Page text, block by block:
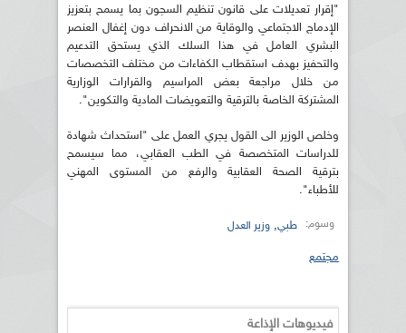
"إقرار تعديلات على قانون تنظيم السجون بما يسمح بتعزيز
الإدماج الاجتماعي والوقاية من الانحراف دون إغفال العنصر
البشري العامل في هذا السلك الذي يستحق التدعيم
والتحفيز بهدف استقطاب الكفاءات من مختلف التخصصات
من خلال مراجعة بعض المراسيم والقرارات الوزارية
المشتركة الخاصة بالترقية والتعويضات المادية والتكوين".
وخلص الوزير الى القول يجري العمل على "استحداث شهادة
للدراسات المتخصصة في الطب العقابي، مما سيسمح
بترقية الصحة العقابية والرفع من المستوى المهني
للأطباء".
وسوم: طبي, وزير العدل
مجتمع
فيديوهات الإذاعة